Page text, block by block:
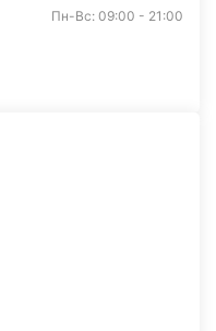
Пн-Вс: 09:00 - 21:00